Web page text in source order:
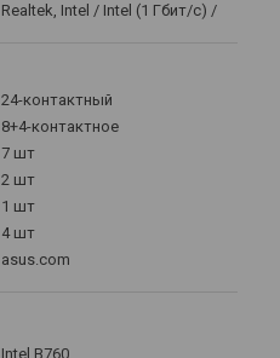
Realtek, Intel / Intel (1 Гбит/с) /
24-контактный
8+4-контактное
7 шт
2 шт
1 шт
4 шт
asus.com
Intel B760